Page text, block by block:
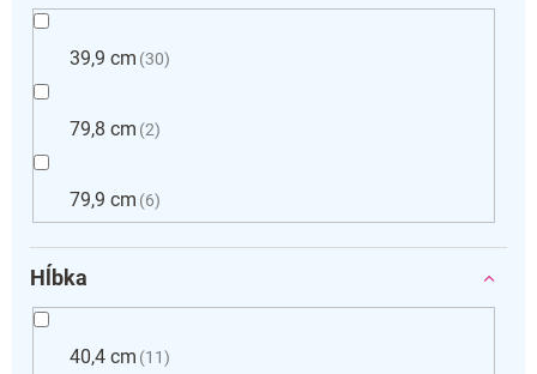
39,9 cm 30
79,8 cm 2
79,9 cm 6
Hĺbka
40,4 cm 11